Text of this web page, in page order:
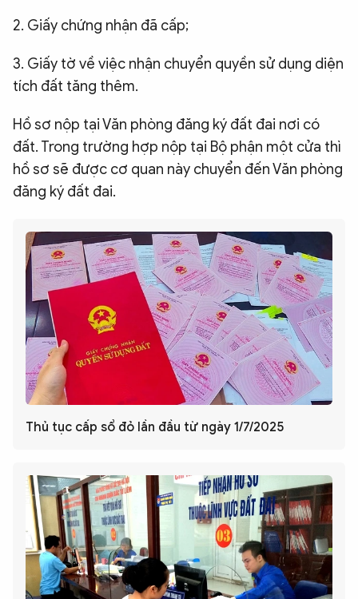
2. Giấy chứng nhận đã cấp;
3. Giấy tờ về việc nhận chuyển quyền sử dụng diện
tích đất tăng thêm.
Hồ sơ nộp tại Văn phòng đăng ký đất đai nơi có
đất. Trong trường hợp nộp tại Bộ phận một cửa thì
hồ sơ sẽ được cơ quan này chuyển đến Văn phòng
đăng ký đất đai.
Thủ tục cấp sổ đỏ lần đầu từ ngày 1/7/2025